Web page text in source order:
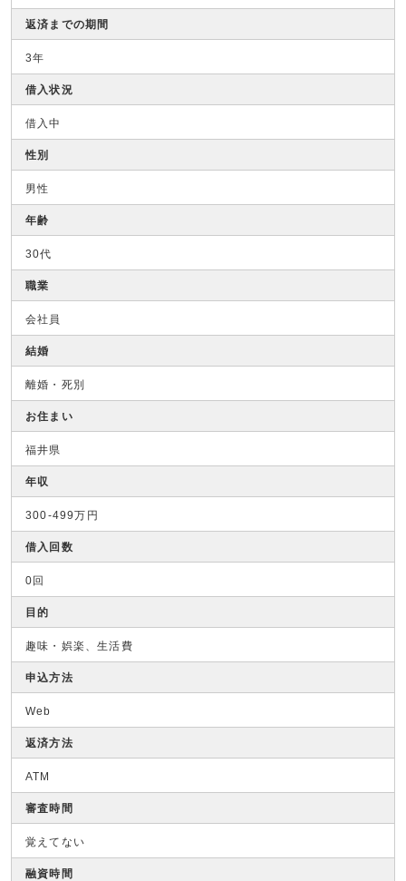
返済までの期間
3年
借入状況
借入中
性別
男性
年齢
30代
職業
会社員
結婚
離婚・死別
お住まい
福井県
年収
300-499万円
借入回数
0回
目的
趣味・娯楽、生活費
申込方法
Web
返済方法
ATM
審査時間
覚えてない
融資時間